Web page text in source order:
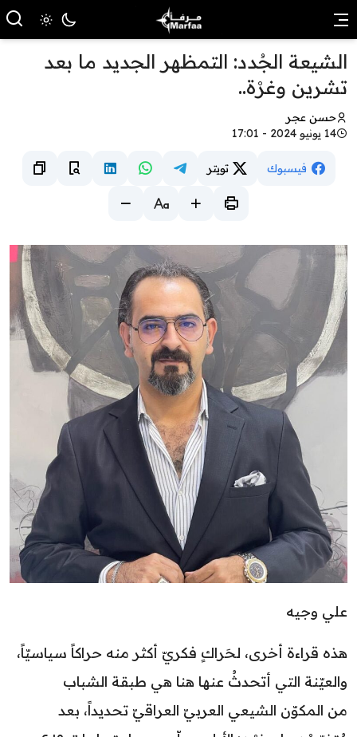
الشيعة الجُدد: التمظهر الجديد ما بعد
تشرين وغرْة..
حسن عجر
14 يونيو 2024 - 17:01
فيسبوك تويتر
علي وجيه
هذه قراءة أخرى، لحَراكٍ فكريّ أكثر منه حراكاً سياسيّاً،
والعيّنة التي أتحدثُ عنها هنا هي طبقة الشباب
من المكوّن الشيعي العربيّ العراقيّ تحديداً، بعد